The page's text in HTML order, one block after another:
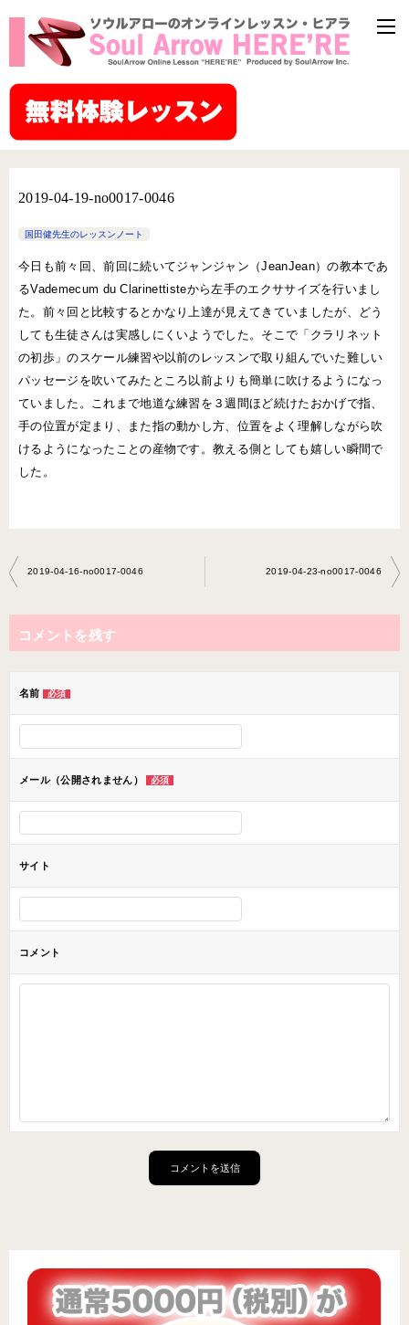
2019-04-19-no0017-0046
国田健先生のレッスンノート
今日も前々回、前回に続いてジャンジャン（JeanJean）の教本であ
るVademecum du Clarinettisteから左手のエクササイズを行いまし
た。前々回と比較するとかなり上達が見えてきていましたが、どう
しても生徒さんは実感しにくいようでした。そこで「クラリネット
の初歩」のスケール練習や以前のレッスンで取り組んでいた難しい
パッセージを吹いてみたところ以前よりも簡単に吹けるようになっ
ていました。これまで地道な練習を３週間ほど続けたおかげで指、
手の位置が定まり、また指の動かし方、位置をよく理解しながら吹
けるようになったことの産物です。教える側としても嬉しい瞬間で
した。
投
稿
ナ
ビ
ョ
ン
2019-04-16-no0017-0046 2019-04-23-no0017-0046
コメントを残す
名前 必須
メール（公開されません） 必須
サイト
コメント